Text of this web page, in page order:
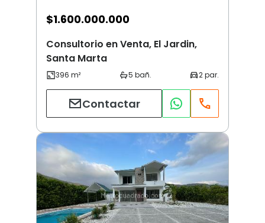
$1.600.000.000
Consultorio en Venta, El Jardin,
Santa Marta
Contactar